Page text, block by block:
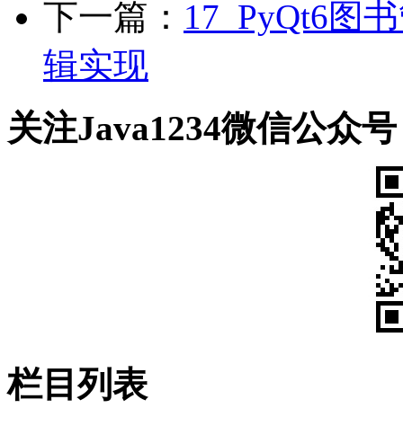
下一篇： 17_PyQt6图
辑实现
关注Java1234微信公众号
栏目列表